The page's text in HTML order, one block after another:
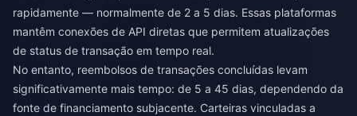
rapidamente — normalmente de 2 a 5 dias. Essas plataformas
mantêm conexões de API diretas que permitem atualizações
de status de transação em tempo real.
No entanto, reembolsos de transações concluídas levam
significativamente mais tempo: de 5 a 45 dias, dependendo da
fonte de financiamento subjacente. Carteiras vinculadas a